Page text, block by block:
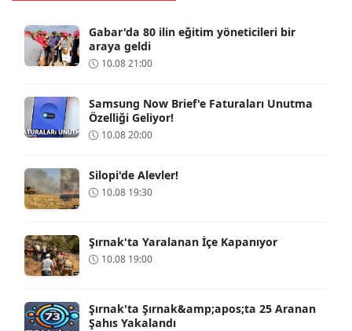
Gabar'da 80 ilin eğitim yöneticileri bir
araya geldi
10.08 21:00
Samsung Now Brief'e Faturaları Unutma
Özelliği Geliyor!
10.08 20:00
Silopi'de Alevler!
10.08 19:30
Şırnak'ta Yaralanan İçe Kapanıyor
10.08 19:00
Şırnak'ta Şırnak&amp;apos;ta 25 Aranan
Şahıs Yakalandı